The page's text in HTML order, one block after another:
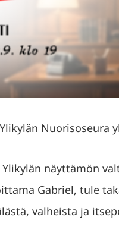
Nuorisoseura
Ylikylän näyttämön
Gabriel, tule
valheista ja